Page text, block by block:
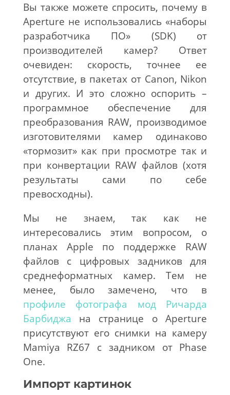
Вы также можете спросить, почему в
Aperture не использовались «наборы
разработчика ПО» (SDK) от
производителей камер? Ответ
очевиден: скорость, точнее ее
отсутствие, в пакетах от Canon, Nikon
и других. И это сложно оспорить –
программное обеспечение для
преобразования RAW, производимое
изготовителями камер одинаково
«тормозит» как при просмотре так и
при конвертации RAW файлов (хотя
результаты сами по себе
превосходны).
Мы не знаем, так как не
интересовались этим вопросом, о
планах Apple по поддержке RAW
файлов с цифровых задников для
среднеформатных камер. Тем не
менее, было замечено, что в
профиле фотографа мод Ричарда
Барбиджа на странице о Aperture
присутствуют его снимки на камеру
Mamiya RZ67 с задником от Phase
One.
Импорт картинок